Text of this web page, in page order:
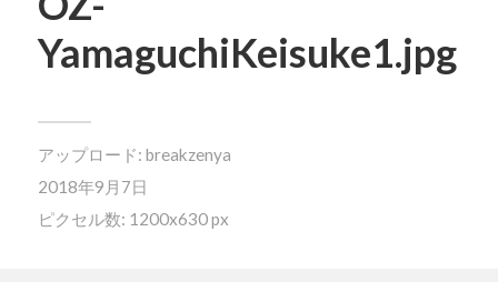
YamaguchiKeisuke1.jpg
アップロード: breakzenya
2018年9月7日
ピクセル数: 1200x630 px